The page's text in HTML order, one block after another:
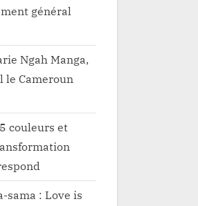
général
Ngah Manga,
le Cameroun
couleurs et
sama : Love is